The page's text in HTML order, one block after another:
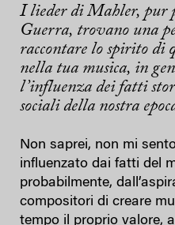
I lieder di Mahler, pur
Guerra, trovano una
raccontare lo spirito di
nella tua musica, in
l’influenza dei fatti
sociali della nostra
Non saprei, non mi
influenzato dai fatti del
probabilmente,
compositori di creare
tempo il proprio valore,